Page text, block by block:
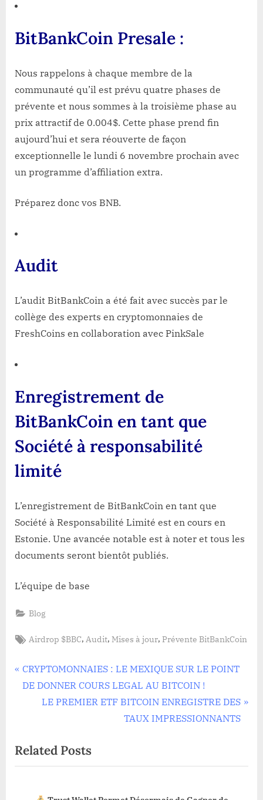
BitBankCoin Presale :
Nous rappelons à chaque membre de la
communauté qu’il est prévu quatre phases de
prévente et nous sommes à la troisième phase au
prix attractif de 0.004$. Cette phase prend fin
aujourd’hui et sera réouverte de façon
exceptionnelle le lundi 6 novembre prochain avec
un programme d’affiliation extra.
Préparez donc vos BNB.
Audit
L’audit BitBankCoin a été fait avec succès par le
collège des experts en cryptomonnaies de
FreshCoins en collaboration avec PinkSale
Enregistrement de
BitBankCoin en tant que
Société à responsabilité
limité
L’enregistrement de BitBankCoin en tant que
Société à Responsabilité Limité est en cours en
Estonie. Une avancée notable est à noter et tous les
documents seront bientôt publiés.
L’équipe de base
Blog
Tags:
Airdrop $BBC, Audit,Mises à jour,Prévente BitBankCoin
Navigation
P
r
o
u
CRYPTOMONNAIES : LE MEXIQUE SUR LE POINT
DE DONNER COURS LEGAL AU BITCOIN !
N
t
P
LE PREMIER ETF BITCOIN ENREGISTRE DES
TAUX IMPRESSIONNANTS
Related Posts